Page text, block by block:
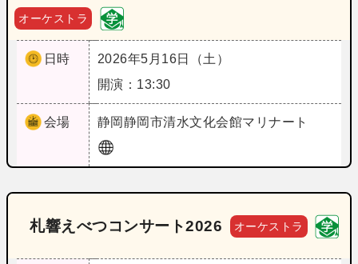
オーケストラ
日時
2026年5月16日（土）
開演：13:30
会場 静岡静岡市清水文化会館マリナート
札響えべつコンサート2026 オーケストラ